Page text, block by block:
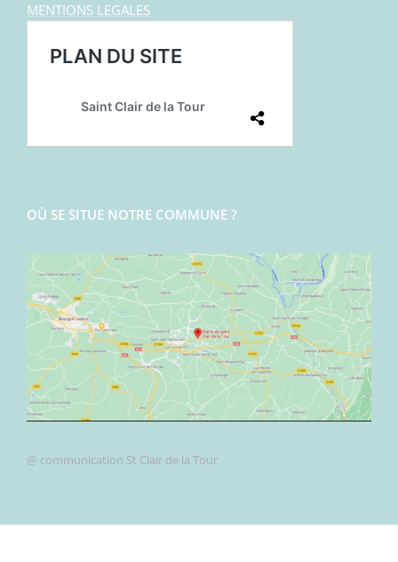
MENTIONS LEGALES
OÙ SE SITUE NOTRE COMMUNE ?
@ communication St Clair de la Tour